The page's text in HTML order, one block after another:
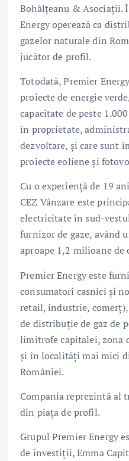
Bohâlțeanu & Asociații.
Energy operează ca
gazelor naturale din
jucător de profil.
Totodată, Premier
proiecte de energie
capacitate de peste
în proprietate,
dezvoltare, şi care sunt
proiecte eoliene şi
Cu o experiență de 19
CEZ Vânzare este
electricitate în sud-
furnizor de gaze, având
aproape 1,2 milioane de
Premier Energy este
consumatori casnici şi
retail, industrie,
de distribuţie de gaz de
limitrofe capitalei, zona
şi în localităţi mai mici
României.
Compania reprezintă al
din piața de profil.
Grupul Premier Energy
de investiţii, Emma